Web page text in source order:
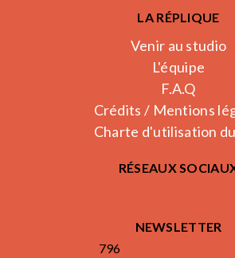
LA RÉPLIQUE
Venir au studio
L'équipe
F.A.Q
Crédits / Mentions
Charte d'utilisation
RÉSEAUX
NEWSLETTER
796